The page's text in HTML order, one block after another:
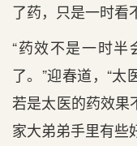
了药，只是一时看
“药效不是一时
了。”迎春道，“太
若是太医的药效果
家大弟弟手里有些